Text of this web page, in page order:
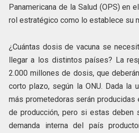
Panamericana de la Salud (OPS) en
rol estratégico como lo establece su
¿Cuántas dosis de vacuna se
llegar a los distintos países? La
2.000 millones de dosis, que
corto plazo, según la ONU. Dada la
más prometedoras serán producidas
de producción, pero si estas deben
demanda interna del país